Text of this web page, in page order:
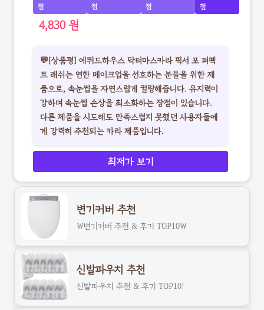
점
점
점
점
4,830 원
💬[상품평] 에뛰드하우스 닥터마스카라 픽서 포 퍼펙
트 래쉬는 연한 메이크업을 선호하는 분들을 위한 제
품으로, 속눈썹을 자연스럽게 컬링해줍니다. 유지력이
강하며 속눈썹 손상을 최소화하는 장점이 있습니다.
다른 제품을 시도해도 만족스럽지 못했던 사용자들에
게 강력히 추천되는 카라 제품입니다.
최저가 보기
변기커버 추천
\변기커버 추천 & 후기 TOP10\
신발파우치 추천
신발파우치 추천 & 후기 TOP10!